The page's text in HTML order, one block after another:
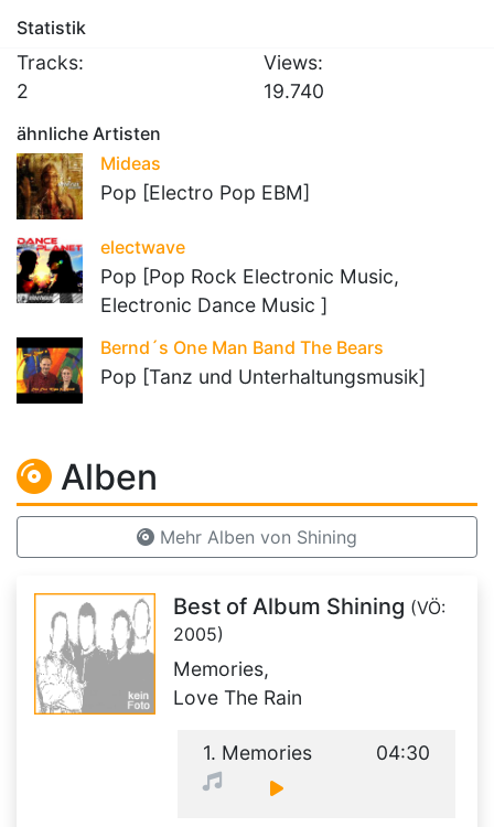
Statistik
Tracks:
2
Views:
19.740
ähnliche Artisten
Mideas
Pop [Electro Pop EBM]
electwave
Pop [Pop Rock Electronic Music,
Electronic Dance Music ]
Bernd´s One Man Band The Bears
Pop [Tanz und Unterhaltungsmusik]
Alben
Mehr Alben von Shining
Best of Album Shining (VÖ:
2005)
Memories,
Love The Rain
1. Memories 04:30